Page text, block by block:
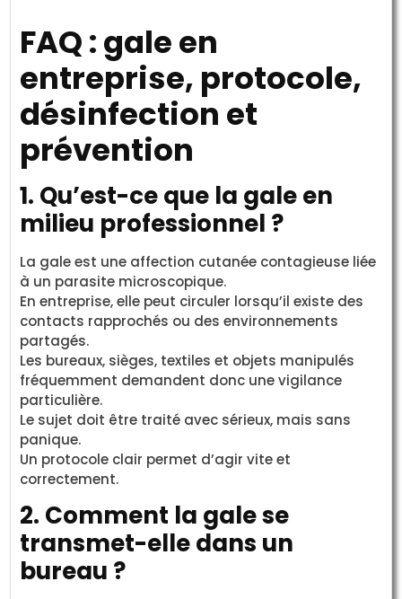
FAQ : gale en
entreprise, protocole,
désinfection et
prévention
1. Qu’est-ce que la gale en
milieu professionnel ?
La gale est une affection cutanée contagieuse liée
à un parasite microscopique.
En entreprise, elle peut circuler lorsqu’il existe des
contacts rapprochés ou des environnements
partagés.
Les bureaux, sièges, textiles et objets manipulés
fréquemment demandent donc une vigilance
particulière.
Le sujet doit être traité avec sérieux, mais sans
panique.
Un protocole clair permet d’agir vite et
correctement.
2. Comment la gale se
transmet-elle dans un
bureau ?